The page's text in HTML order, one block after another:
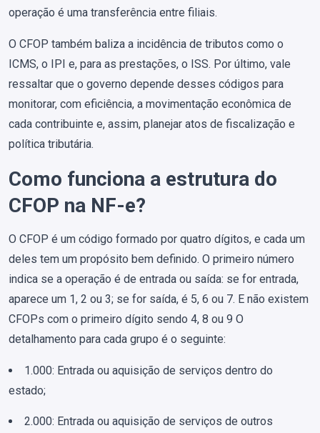
operação é uma transferência entre filiais.
O CFOP também baliza a incidência de tributos como o
ICMS, o IPI e, para as prestações, o ISS. Por último, vale
ressaltar que o governo depende desses códigos para
monitorar, com eficiência, a movimentação econômica de
cada contribuinte e, assim, planejar atos de fiscalização e
política tributária.
Como funciona a estrutura do
CFOP na NF-e?
O CFOP é um código formado por quatro dígitos, e cada um
deles tem um propósito bem definido. O primeiro número
indica se a operação é de entrada ou saída: se for entrada,
aparece um 1, 2 ou 3; se for saída, é 5, 6 ou 7. E não existem
CFOPs com o primeiro dígito sendo 4, 8 ou 9 O
detalhamento para cada grupo é o seguinte:
1.000: Entrada ou aquisição de serviços dentro do
estado;
2.000: Entrada ou aquisição de serviços de outros